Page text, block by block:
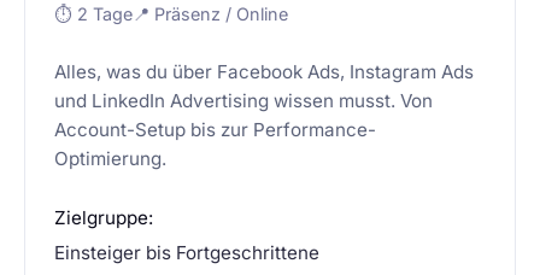
⏱ 2 Tage📍 Präsenz / Online
Alles, was du über Facebook Ads, Instagram Ads
und LinkedIn Advertising wissen musst. Von
Account-Setup bis zur Performance-
Optimierung.
Zielgruppe:
Einsteiger bis Fortgeschrittene